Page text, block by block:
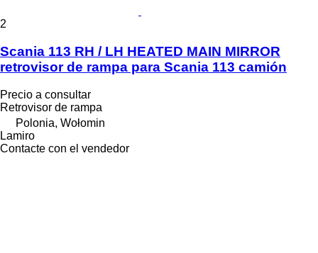
2
Scania 113 RH / LH HEATED MAIN MIRROR
retrovisor de rampa para Scania 113 camión
Precio a consultar
Retrovisor de rampa
Polonia, Wołomin
Lamiro
Contacte con el vendedor